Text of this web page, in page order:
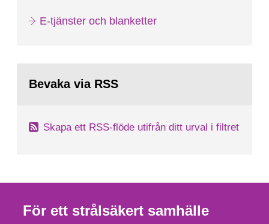
E-tjänster och blanketter
Bevaka via RSS
Skapa ett RSS-flöde utifrån ditt urval i filtret
För ett strålsäkert samhälle